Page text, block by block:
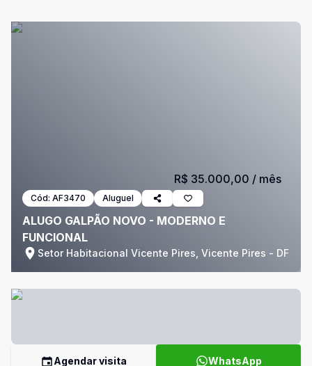
Cód: AF3470 Aluguel
ALUGO GALPÃO NOVO - MODERNO E
FUNCIONAL
Setor Habitacional Vicente Pires, Vicente Pires - DF
R$ 35.000,00 / mês
Agendar visita WhatsApp